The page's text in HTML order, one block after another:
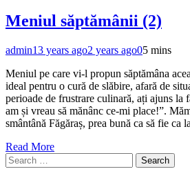
Meniul săptămânii (2)
admin13 years ago2 years ago05 mins
Meniul pe care vi-l propun săptămâna
ideal pentru o cură de slăbire, afară de
perioade de frustrare culinară, ați ajuns
am și vreau să mănânc ce-mi place!”.
smântână Făgăraș, prea bună ca să fie ca
Read More
Search
for: